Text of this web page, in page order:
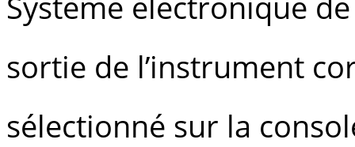
sortie de l’instrument
sélectionné sur la